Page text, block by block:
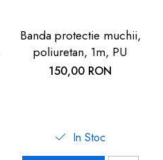
Banda protectie muchii,
poliuretan, 1m, PU
150,00 RON
In Stoc